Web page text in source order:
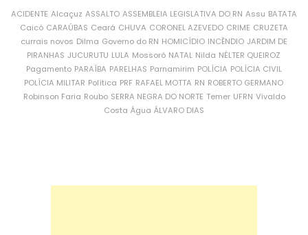
ACIDENTE Alcaçuz ASSALTO ASSEMBLEIA LEGISLATIVA DO RN Assu BATATA
Caicó CARAÚBAS Ceará CHUVA CORONEL AZEVEDO CRIME CRUZETA
currais novos Dilma Governo do RN HOMICÍDIO INCÊNDIO JARDIM DE
PIRANHAS JUCURUTU LULA Mossoró NATAL Nilda NÉLTER QUEIROZ
Pagamento PARAÍBA PARELHAS Parnamirim POLÍCIA POLÍCIA CIVIL
POLÍCIA MILITAR Política PRF RAFAEL MOTTA RN ROBERTO GERMANO
Robinson Faria Roubo SERRA NEGRA DO NORTE Temer UFRN Vivaldo
Costa Água ÁLVARO DIAS